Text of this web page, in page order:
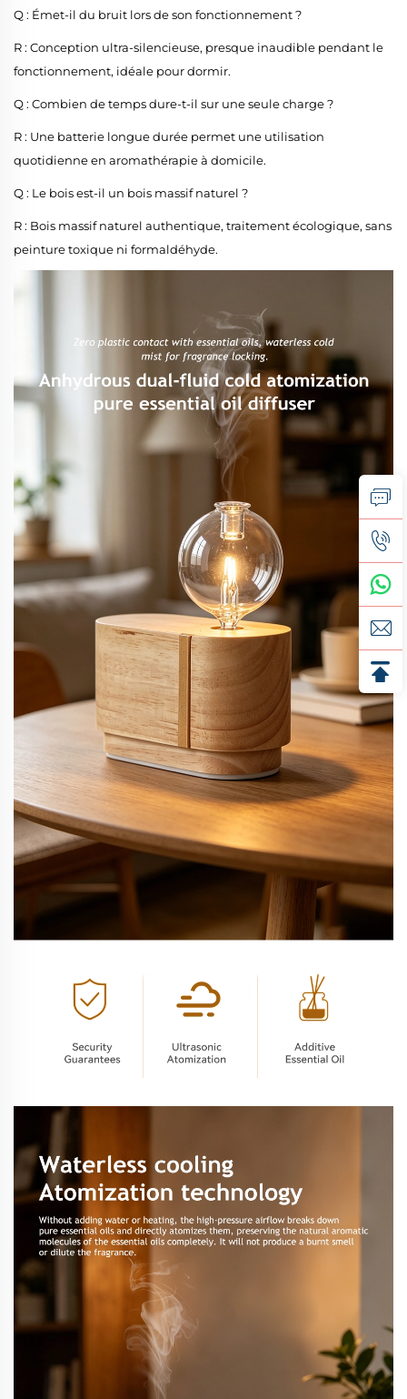
Q : Émet-il du bruit lors de son fonctionnement ?
R : Conception ultra-silencieuse, presque inaudible pendant le
fonctionnement, idéale pour dormir.
Q : Combien de temps dure-t-il sur une seule charge ?
R : Une batterie longue durée permet une utilisation
quotidienne en aromathérapie à domicile.
Q : Le bois est-il un bois massif naturel ?
R : Bois massif naturel authentique, traitement écologique, sans
peinture toxique ni formaldéhyde.